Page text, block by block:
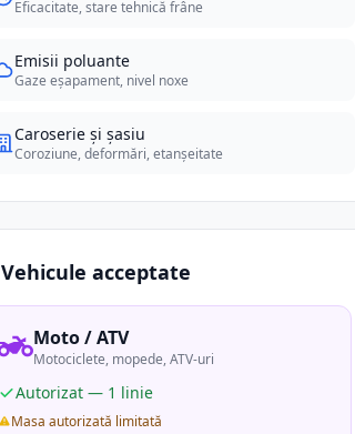
Eficacitate, stare tehnică frâne
Emisii poluante
Gaze eșapament, nivel noxe
Caroserie și șasiu
Coroziune, deformări, etanșeitate
Vehicule acceptate
Moto / ATV
Motociclete, mopede, ATV-uri
Autorizat — 1 linie
Masa autorizată limitată